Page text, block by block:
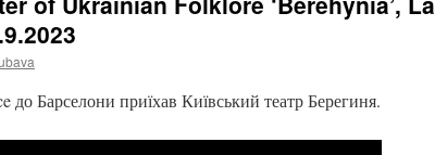
до Барселони приїхав Київський театр Берегиня.